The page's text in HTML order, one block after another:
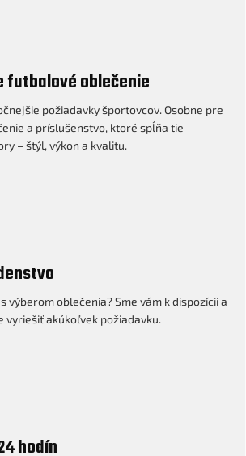
futbalové oblečenie
požiadavky športovcov. Osobne pre
a príslušenstvo, ktoré spĺňa tie
– štýl, výkon a kvalitu.
výberom oblečenia? Sme vám k dispozícii a
vyriešiť akúkoľvek požiadavku.
hodín